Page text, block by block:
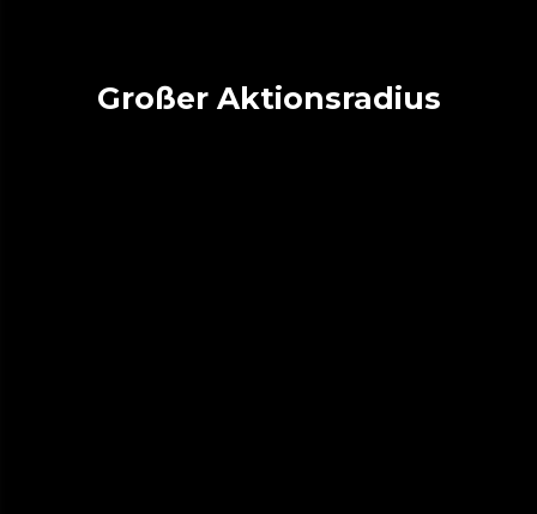
Großer Aktionsradius